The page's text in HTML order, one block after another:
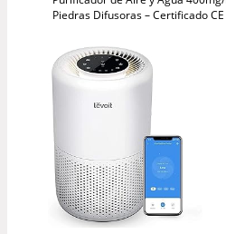
Piedras Difusoras – Certificado CE